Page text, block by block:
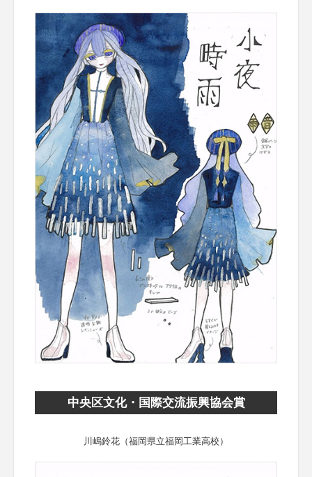
中央区文化・国際交流振興協会賞
川嶋鈴花（福岡県立福岡工業高校）